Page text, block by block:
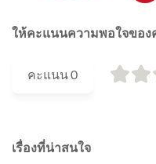
ให้คะแนนความพอใจขอ
คะแนน0
เรื่องที่น่าสนใจ